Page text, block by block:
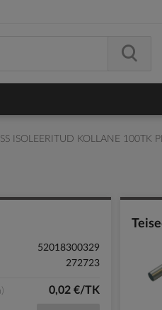
ISOLEERITUD KOLLANE 100TK
52018300329
272723
0,02 €/TK